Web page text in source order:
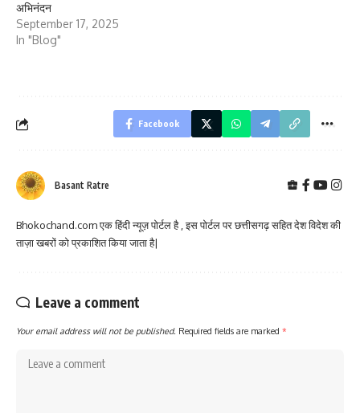
अभिनंदन
September 17, 2025
In "Blog"
Facebook
Basant Ratre
Bhokochand.com एक हिंदी न्यूज़ पोर्टल है , इस पोर्टल पर छत्तीसगढ़ सहित देश विदेश की
ताज़ा खबरों को प्रकाशित किया जाता है|
Leave a comment
Your email address will not be published. Required fields are marked *